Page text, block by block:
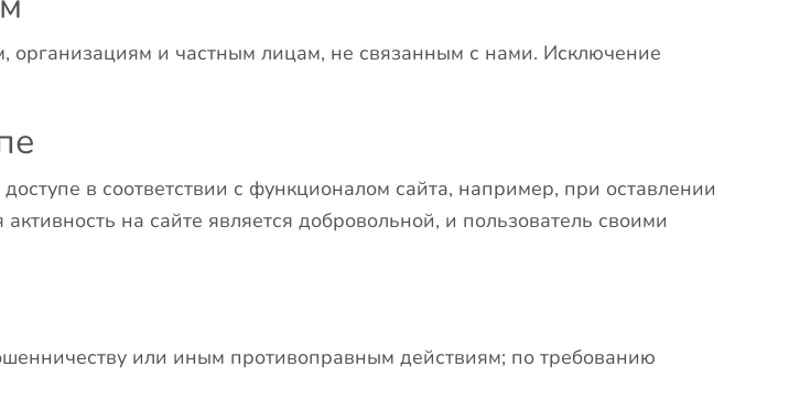
и частным лицам, не связанным с нами. Исключение
в соответствии с функционалом сайта, например, при оставлении
на сайте является добровольной, и пользователь своими
или иным противоправным действиям; по требованию